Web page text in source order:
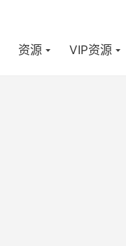
资源 VIP资源